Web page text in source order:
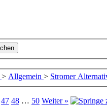
> Allgemein > Stromer
47 48 … 50 Weiter »